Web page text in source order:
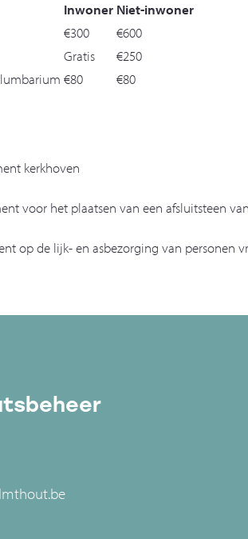
Inwoner Niet-inwoner
€300
€600
Gratis
€250
€80 €80
kerkhoven
voor het plaatsen van een afsluitsteen
op de lijk- en asbezorging van personen